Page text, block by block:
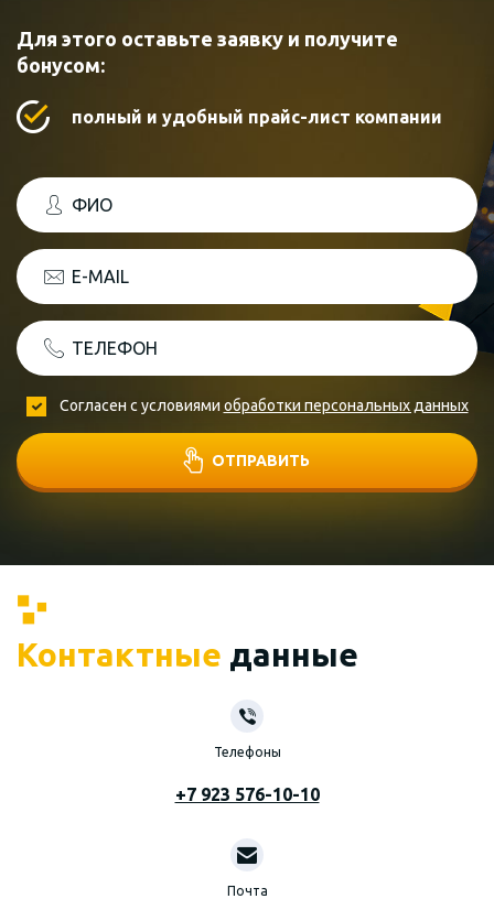
Для этого оставьте заявку и получите
бонусом:
полный и удобный прайс-лист компании
ФИО
E-MAIL
ТЕЛЕФОН
Согласен с условиями обработки персональных данных
ОТПРАВИТЬ
Контактные данные
Телефоны
+7 923 576-10-10
Почта